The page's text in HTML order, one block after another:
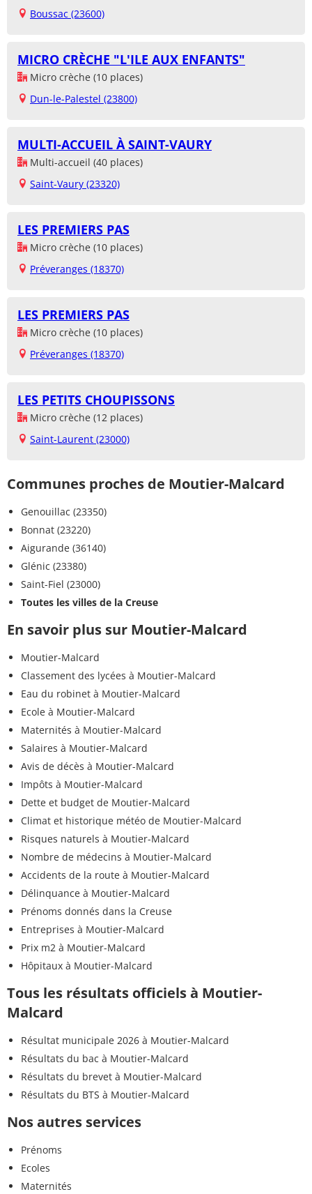
Boussac (23600)
MICRO CRÈCHE "L'ILE AUX ENFANTS"
Micro crèche (10 places)
Dun-le-Palestel (23800)
MULTI-ACCUEIL À SAINT-VAURY
Multi-accueil (40 places)
Saint-Vaury (23320)
LES PREMIERS PAS
Micro crèche (10 places)
Préveranges (18370)
LES PREMIERS PAS
Micro crèche (10 places)
Préveranges (18370)
LES PETITS CHOUPISSONS
Micro crèche (12 places)
Saint-Laurent (23000)
Communes proches de Moutier-Malcard
Genouillac (23350)
Bonnat (23220)
Aigurande (36140)
Glénic (23380)
Saint-Fiel (23000)
Toutes les villes de la Creuse
En savoir plus sur Moutier-Malcard
Moutier-Malcard
Classement des lycées à Moutier-Malcard
Eau du robinet à Moutier-Malcard
Ecole à Moutier-Malcard
Maternités à Moutier-Malcard
Salaires à Moutier-Malcard
Avis de décès à Moutier-Malcard
Impôts à Moutier-Malcard
Dette et budget de Moutier-Malcard
Climat et historique météo de Moutier-Malcard
Risques naturels à Moutier-Malcard
Nombre de médecins à Moutier-Malcard
Accidents de la route à Moutier-Malcard
Délinquance à Moutier-Malcard
Prénoms donnés dans la Creuse
Entreprises à Moutier-Malcard
Prix m2 à Moutier-Malcard
Hôpitaux à Moutier-Malcard
Tous les résultats officiels à Moutier-
Malcard
Résultat municipale 2026 à Moutier-Malcard
Résultats du bac à Moutier-Malcard
Résultats du brevet à Moutier-Malcard
Résultats du BTS à Moutier-Malcard
Nos autres services
Prénoms
Ecoles
Maternités